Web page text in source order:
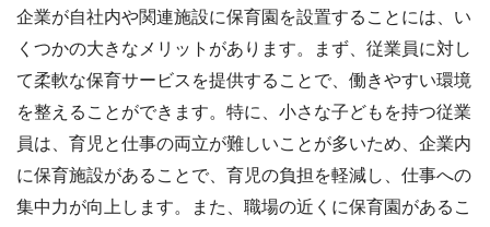
企業が自社内や関連施設に保育園を設置することには、い
くつかの大きなメリットがあります。まず、従業員に対し
て柔軟な保育サービスを提供することで、働きやすい環境
を整えることができます。特に、小さな子どもを持つ従業
員は、育児と仕事の両立が難しいことが多いため、企業内
に保育施設があることで、育児の負担を軽減し、仕事への
集中力が向上します。また、職場の近くに保育園があるこ